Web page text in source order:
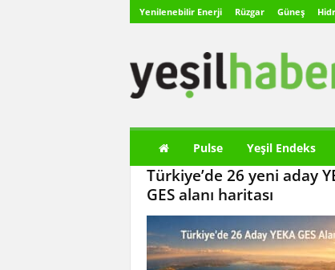
Yenilenebilir Enerji Rüzgar Güneş
ş
Pulse Yeşil Endeks
Türkiye’de 26 yeni aday
GES alanı haritası